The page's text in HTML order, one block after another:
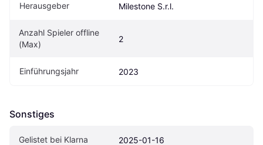
Herausgeber Milestone S.r.l.
Anzahl Spieler offline
(Max)
2
Einführungsjahr 2023
Sonstiges
Gelistet bei Klarna 2025-01-16